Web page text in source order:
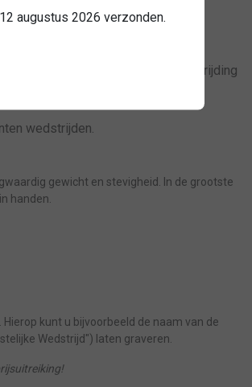
van de kazerne.
in de Klasse 112, Brandbestrijding
wedstrijden.
gewicht en stevigheid. In de grootste
handen.
kunt u bijvoorbeeld de naam van de
Wedstrijd") laten graveren.
augustus 2026 verzonden.